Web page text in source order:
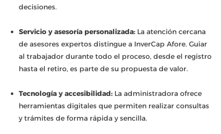
decisiones.
Servicio y asesoría personalizada:La atención cercana
de asesores expertos distingue a InverCap Afore. Guiar
al trabajador durante todo el proceso, desde el registro
hasta el retiro, es parte de su propuesta de valor.
Tecnología y accesibilidad:La administradora ofrece
herramientas digitales que permiten realizar consultas
y trámites de forma rápida y sencilla.